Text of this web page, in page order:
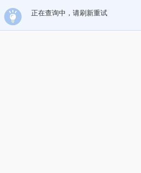
正在查询中，请刷新重试